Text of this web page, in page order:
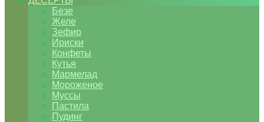
Безе
Желе
Зефир
Ириски
Конфеты
Кутья
Мармелад
Мороженое
Муссы
Пастила
Пудинг